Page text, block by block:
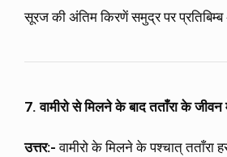
सूरज की अंतिम किरणें समुद्र पर
7. वामीरो से मिलने के बाद तताँरा के जीवन
उत्तर:-वामीरो के मिलने के पश्चात् तताँरा